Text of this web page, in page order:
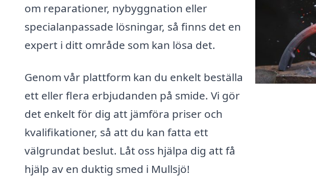
om reparationer, nybyggnation eller
specialanpassade lösningar, så finns det en
expert i ditt område som kan lösa det.
Genom vår plattform kan du enkelt beställa
ett eller flera erbjudanden på smide. Vi gör
det enkelt för dig att jämföra priser och
kvalifikationer, så att du kan fatta ett
välgrundat beslut. Låt oss hjälpa dig att få
hjälp av en duktig smed i Mullsjö!